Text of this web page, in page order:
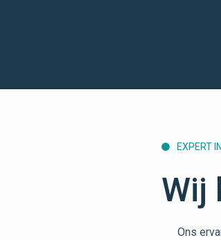
 EXPERT IN
Wij
Ons